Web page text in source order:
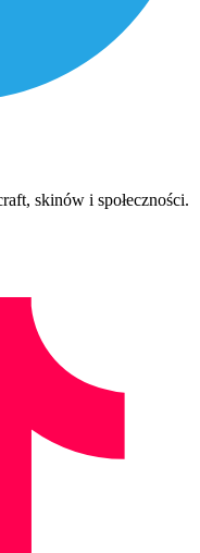
skinów i społeczności.